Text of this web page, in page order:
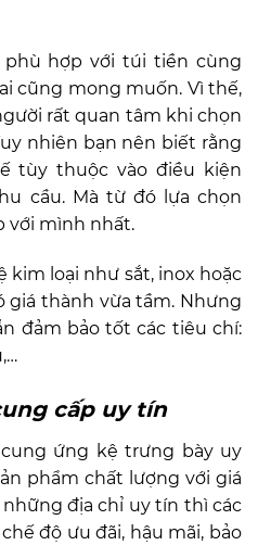
phù hợp với túi tiền cùng
cũng mong muốn. Vì thế,
rất quan tâm khi chọn
nhiên bạn nên biết rằng
tùy thuộc vào điều kiện
cầu. Mà từ đó lựa chọn
với mình nhất.
kim loại như sắt, inox hoặc
giá thành vừa tầm. Nhưng
đảm bảo tốt các tiêu chí:
cấp uy tín
ứng kệ trưng bày uy
phẩm chất lượng với giá
địa chỉ uy tín thì các
độ ưu đãi, hậu mãi, bảo